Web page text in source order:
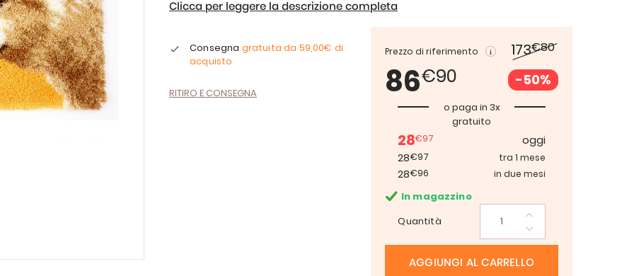
Clicca per leggere la descrizione completa
Prezzo di riferimento 173€80
86€90 -50%
o paga in 3x
gratuito
28€97
oggi
28€97 tra 1 mese
28€96 in due mesi
In magazzino
Quantità
AGGIUNGI AL CARRELLO
Consegna gratuita da 59,00€ di
acquisto
RITIRO E CONSEGNA